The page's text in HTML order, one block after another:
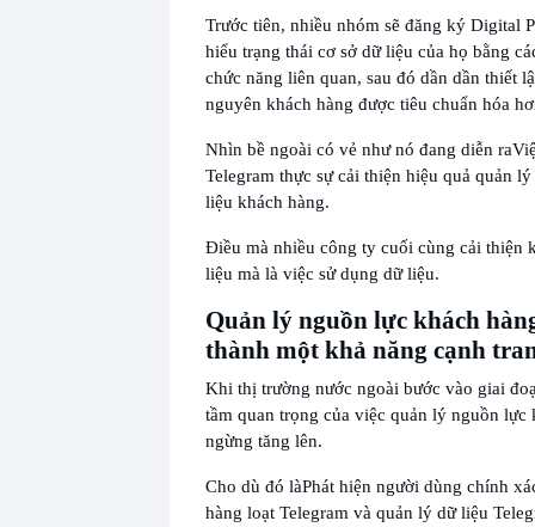
Trước tiên, nhiều nhóm sẽ đăng ký Digital
hiểu trạng thái cơ sở dữ liệu của họ bằng
chức năng liên quan, sau đó dần dần thiết
nguyên khách hàng được tiêu chuẩn hóa
Nhìn bề ngoài có vẻ như nó đang diễn ra
Telegram thực sự cải thiện hiệu quả quản
liệu khách hàng.
Điều mà nhiều công ty cuối cùng cải thiện
liệu mà là việc sử dụng dữ liệu.
Quản lý nguồn lực khách
thành một khả năng cạnh
Khi thị trường nước ngoài bước vào giai
tầm quan trọng của việc quản lý nguồn lực
ngừng tăng lên.
Cho dù đó làPhát hiện người dùng chính
hàng loạt Telegram và quản lý dữ liệu